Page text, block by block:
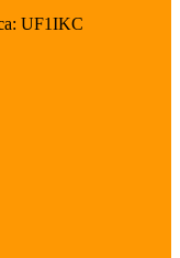
UF1IKC